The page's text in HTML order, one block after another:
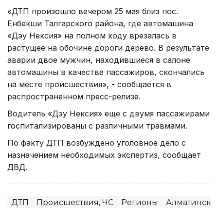
«ДТП произошло вечером 25 мая близ пос.
Енбекши Талгарского района, где автомашина
«Дэу Нексия» на полном ходу врезалась в
растущее на обочине дороги дерево. В результате
аварии двое мужчин, находившиеся в салоне
автомашины в качестве пассажиров, скончались
на месте происшествия», - сообщается в
распространенном пресс-релизе.
Водитель «Дэу Нексия» еще с двумя пассажирами
госпитализированы с различными травмами.
По факту ДТП возбуждено уголовное дело с
назначением необходимых экспертиз, сообщает
ДВД.
ДТП Происшествия, ЧС Регионы